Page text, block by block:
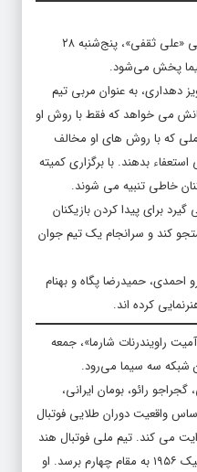
فیلم سینمایی «پرویز خان» به کارگردانی «علی ثقفی»، پنج‌شنبه ۲۸
دهداری، به عنوان مربی تیم
می خواهد که فقط با روش او
ملی که با روش های او مخالف
بدهند. با برگزاری کمیته
خاطی تنبیه می شوند.
برای پیدا کردن بازیکنان
کند و سرانجام یک تیم جوان
حمیدرضا پگاه و بهنام
کرده اند.
راویندرنات شارما»، جمعه
رائو، بومان ایرانی،
واقعیت دوران طلایی فوتبال
های ۱۹۵۶ تا ۱۹۶۲ را روایت می کند. تیم ملی فوتبال هند
با مربیگری عبدالرحیم توانست در المپیک ۱۹۵۶ به مقام چهارم برسد. او